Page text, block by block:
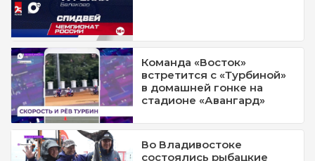
Команда «Восток»
встретится с «Турбиной»
в домашней гонке на
стадионе «Авангард»
Во Владивостоке
состоялись рыбацкие